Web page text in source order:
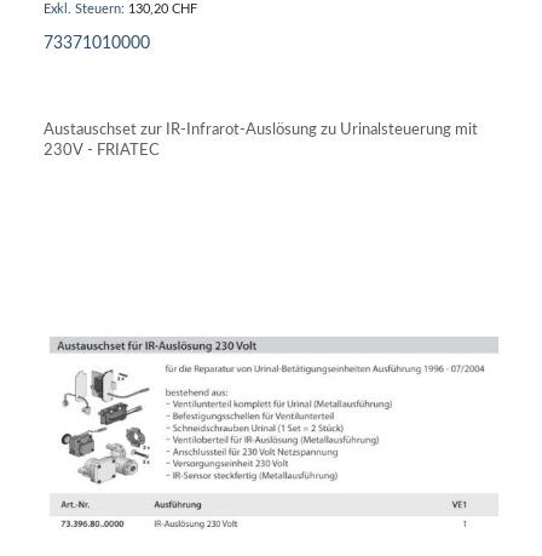
130,20 CHF
73371010000
Austauschset zur IR-Infrarot-Auslösung zu Urinalsteuerung mit
230V - FRIATEC